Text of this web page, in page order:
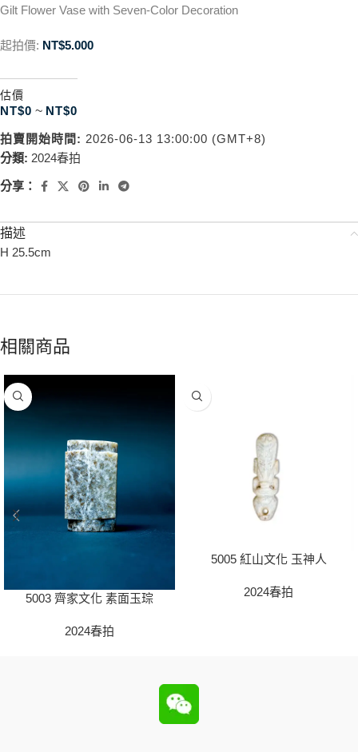
Gilt Flower Vase with Seven-Color Decoration
起拍價: NT$5.000
估價
NT$0 ~ NT$0
拍賣開始時間: 2026-06-13 13:00:00 (GMT+8)
分類: 2024春拍
分享：
描述
H 25.5cm
相關商品
5003 齊家文化 素面玉琮
2024春拍
5005 紅山文化 玉神人
2024春拍